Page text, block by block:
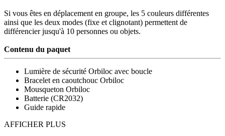
Si vous êtes en déplacement en groupe, les 5 couleurs différentes
ainsi que les deux modes (fixe et clignotant) permettent de
différencier jusqu'à 10 personnes ou objets.
Contenu du paquet
Lumière de sécurité Orbiloc avec boucle
Bracelet en caoutchouc Orbiloc
Mousqueton Orbiloc
Batterie (CR2032)
Guide rapide
AFFICHER PLUS